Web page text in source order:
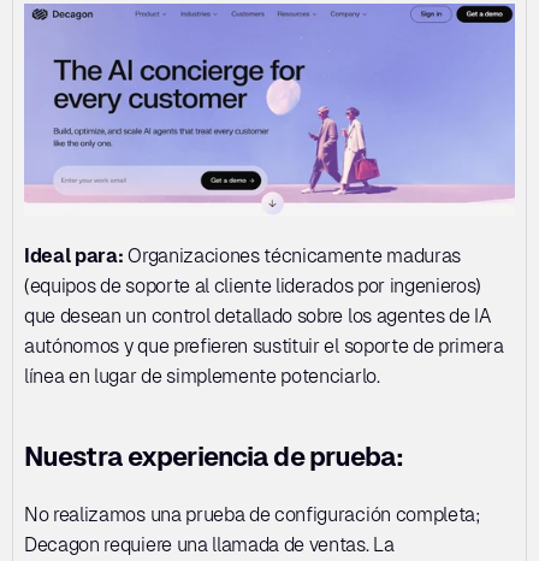
Ideal para: Organizaciones técnicamente maduras
(equipos de soporte al cliente liderados por ingenieros)
que desean un control detallado sobre los agentes de IA
autónomos y que prefieren sustituir el soporte de primera
línea en lugar de simplemente potenciarlo.
Nuestra experiencia de prueba:
No realizamos una prueba de configuración completa;
Decagon requiere una llamada de ventas. La